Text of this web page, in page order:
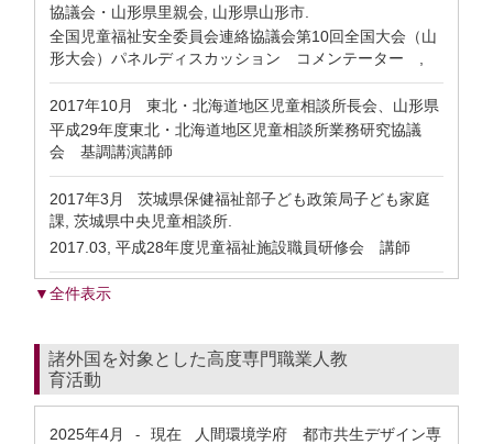
協議会・山形県里親会, 山形県山形市.
全国児童福祉安全委員会連絡協議会第10回全国大会（山
形大会）パネルディスカッション コメンテーター ,
2017年10月
東北・北海道地区児童相談所長会、山形県
平成29年度東北・北海道地区児童相談所業務研究協議
会 基調講演講師
2017年3月
茨城県保健福祉部子ども政策局子ども家庭
課, 茨城県中央児童相談所.
2017.03, 平成28年度児童福祉施設職員研修会 講師
▼全件表示
諸外国を対象とした高度専門職業人教
育活動
2025年4月 - 現在 人間環境学府 都市共生デザイン専